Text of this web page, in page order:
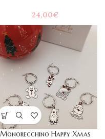
24,00€
Monorecchino Happy Xmas